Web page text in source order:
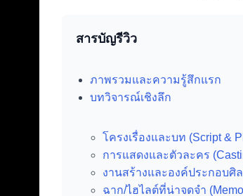
สารบัญรีวิว
ภาพรวมและความรู้สึกแรก
บทวิจารณ์เชิงลึก
โครงเรื่องและบท (Script &
การแสดงและตัวละคร
งานสร้างและองค์ประกอบศิ
ฉาก/ไฮไลต์ที่น่าจดจำ